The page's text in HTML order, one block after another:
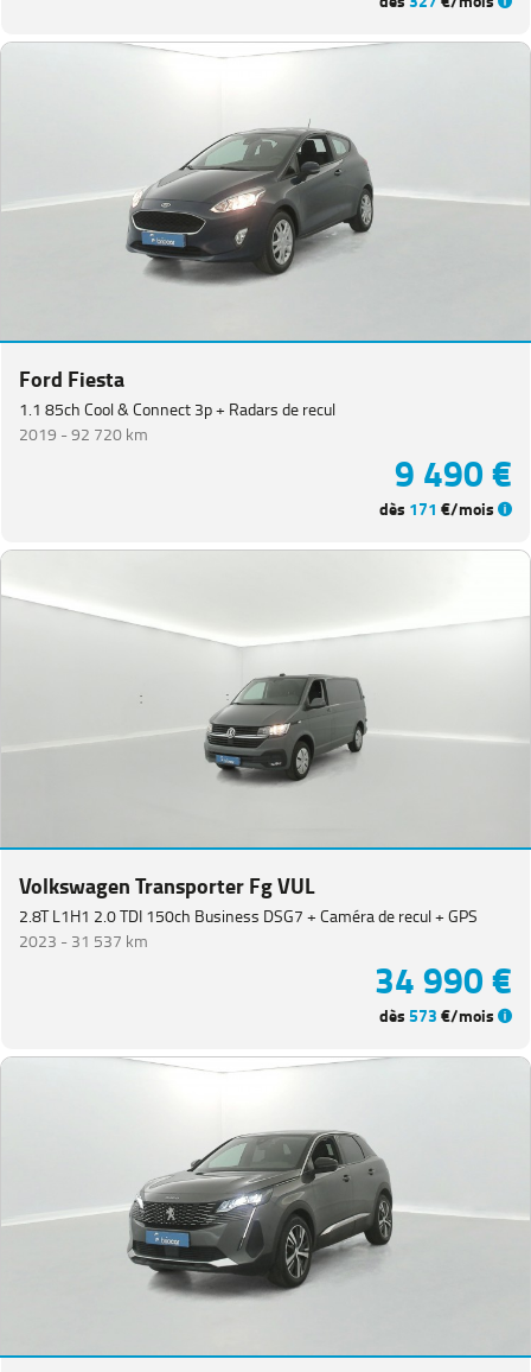
Ford Fiesta
1.1 85ch Cool & Connect 3p + Radars de recul
2019 -92 720 km
9 490 €
dès 171 €/mois
Volkswagen Transporter Fg VUL
2.8T L1H1 2.0 TDI 150ch Business DSG7 + Caméra de recul + GPS
2023 -31 537 km
34 990 €
dès573€/mois